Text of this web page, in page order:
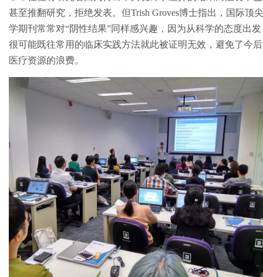
甚至推翻研究，拒绝发表。但Trish Groves博士指出，国际顶
学期刊常常对“阴性结果”同样感兴趣，因为从科学的态度出发
很可能既往常用的临床实践方法就此被证明无效，避免了今
医疗资源的浪费。